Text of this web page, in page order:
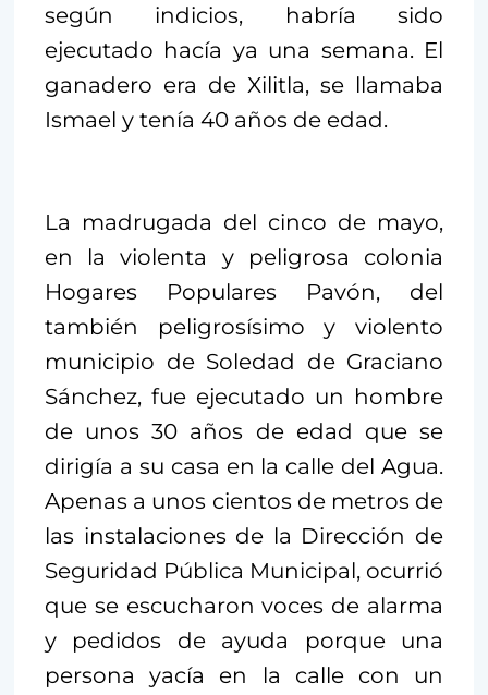
según indicios, habría sido
ejecutado hacía ya una semana. El
ganadero era de Xilitla, se llamaba
Ismael y tenía 40 años de edad.
La madrugada del cinco de mayo,
en la violenta y peligrosa colonia
Hogares Populares Pavón, del
también peligrosísimo y violento
municipio de Soledad de Graciano
Sánchez, fue ejecutado un hombre
de unos 30 años de edad que se
dirigía a su casa en la calle del Agua.
Apenas a unos cientos de metros de
las instalaciones de la Dirección de
Seguridad Pública Municipal, ocurrió
que se escucharon voces de alarma
y pedidos de ayuda porque una
persona yacía en la calle con un